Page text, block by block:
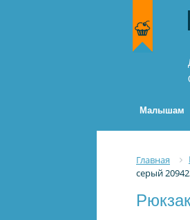
Малышам
Главная
серый